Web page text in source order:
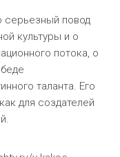
серьезный повод
культуры и о
потока, о
таланта. Его
для создателей